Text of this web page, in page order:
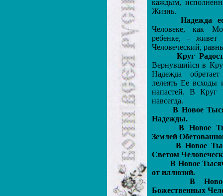
каждым,
Жизнь.
Надежда
Человеке, как
ребенке, -
Человеческий,
Круг
Вернувшийся в
Надежда
лелеять Ее
напастей. В Круг
навсегда.
В Новое
Надежды.
В Новое
Землей
В Новое
Светом
В Новое
от иллюзий.
В Новое
Божественных